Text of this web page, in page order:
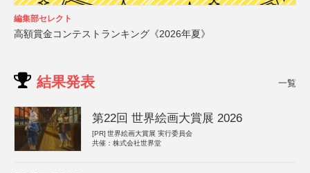
編集部セレクト
高額賞金コンテストランキング《2026年夏》
結果発表 一覧
第22回 世界絵画大賞展 2026
[PR] 世界絵画大賞展 実行委員会
共催：株式会社世界堂